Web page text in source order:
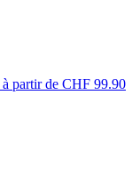
à partir de CHF 99.90